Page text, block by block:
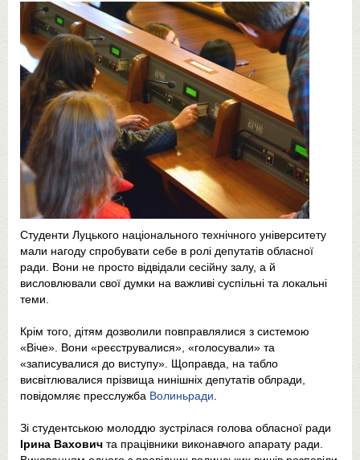
Студенти Луцького національного технічного університету
мали нагоду спробувати себе в ролі депутатів обласної
ради. Вони не просто відвідали сесійну залу, а й
висловлювали свої думки на важливі суспільні та локальні
теми.
Крім того, дітям дозволили повправлялися з системою
«Віче». Вони «реєструвалися», «голосували» та
«записувалися до виступу». Щоправда, на табло
висвітлювалися прізвища нинішніх депутатів облради,
повідомляє пресслужба Волиньради
Зі студентською молоддю зустрілася голова обласної ради
Ірина Вахович та працівники виконавчого апарату ради.